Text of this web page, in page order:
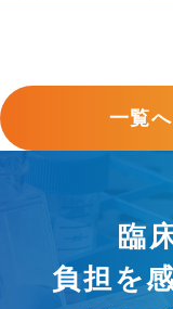
一覧
臨
負担を